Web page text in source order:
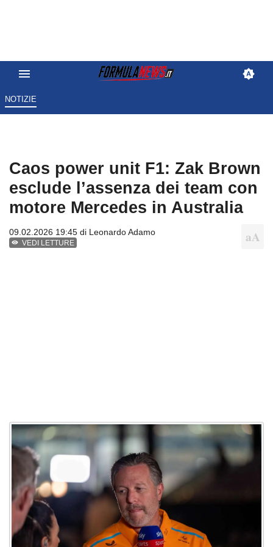
NOTIZIE
Caos power unit F1: Zak Brown
esclude l’assenza dei team con
motore Mercedes in Australia
09.02.2026 19:45 di Leonardo Adamo
VEDI LETTURE